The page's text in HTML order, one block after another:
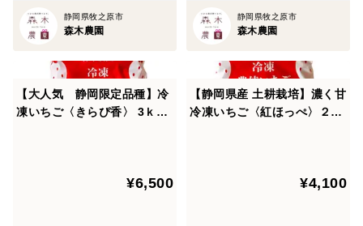
ら作物を守る効果があります。
また土がフカフカになる効果もあり、根が張りやすい土
づくりには欠かせない農法です。
自然に優しい＝人に優しい農法を心がけ、日々農作業に
励んでいます。
■日本の中でも茶所として有名な牧之原大地で育ててい
静岡県牧之原市
森木農園
静岡県牧之原市
森木農園
【大人気 静岡限定品種】冷
凍いちご〈きらぴ香〉 3ｋ
¥6,500
【静岡県産 土耕栽培】濃く甘
冷凍いちご〈紅ほっぺ〉２ｋ
¥4,100